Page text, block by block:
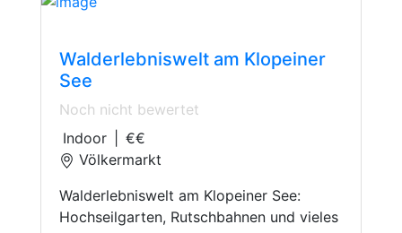
Walderlebniswelt am Klopeiner
See
Noch nicht bewertet
Indoor
€€
Völkermarkt
Walderlebniswelt am Klopeiner See:
Hochseilgarten, Rutschbahnen und vieles